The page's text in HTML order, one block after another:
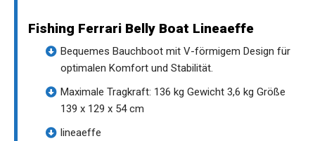
Fishing Ferrari Belly Boat Lineaeffe
Bequemes Bauchboot mit V-förmigem Design für
optimalen Komfort und Stabilität.
Maximale Tragkraft: 136 kg Gewicht 3,6 kg Größe
139 x 129 x 54 cm
lineaeffe